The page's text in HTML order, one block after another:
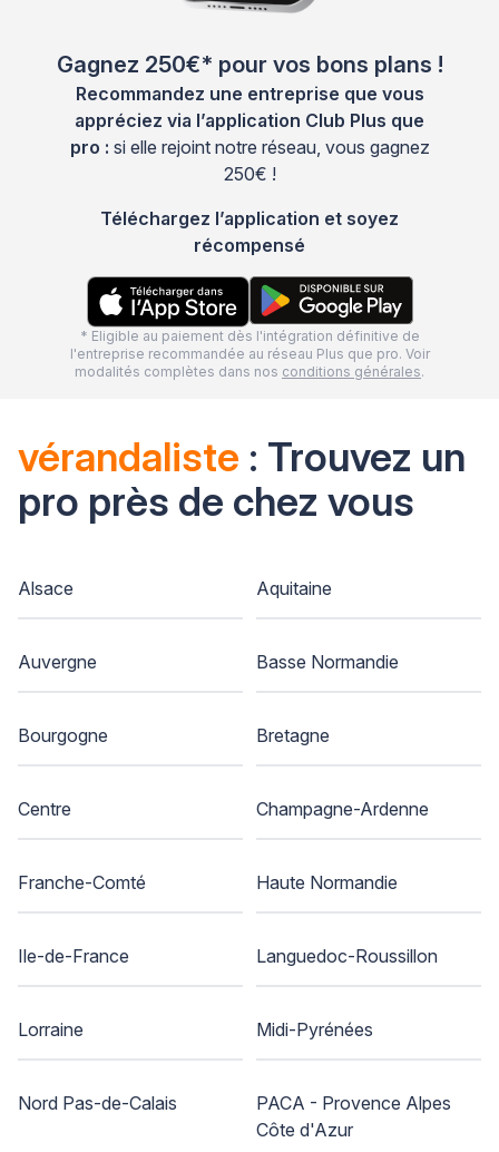
Gagnez 250€* pour vos bons plans !
Recommandez une entreprise que vous
appréciez via l’application Club Plus que
pro : si elle rejoint notre réseau, vous gagnez
250€ !
Téléchargez l’application et soyez
récompensé
* Eligible au paiement dès l'intégration définitive de
l'entreprise recommandée au réseau Plus que pro. Voir
modalités complètes dans nos conditions générales.
vérandaliste : Trouvez un
pro près de chez vous
Alsace Aquitaine
Auvergne Basse Normandie
Bourgogne Bretagne
Centre Champagne-Ardenne
Franche-Comté Haute Normandie
Ile-de-France Languedoc-Roussillon
Lorraine Midi-Pyrénées
Nord Pas-de-Calais
PACA - Provence Alpes
Côte d'Azur